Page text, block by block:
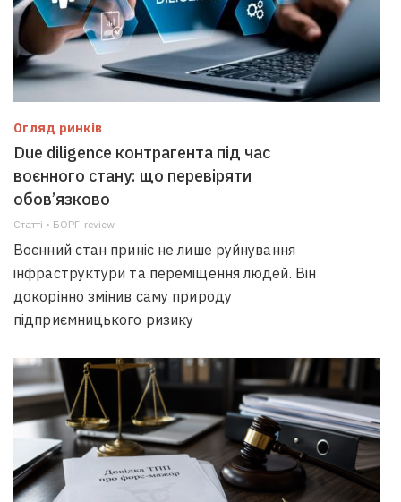
Огляд ринків
Due diligence контрагента під час
воєнного стану: що перевіряти
обов’язково
Статті • БОРГ-review
Воєнний стан приніс не лише руйнування
інфраструктури та переміщення людей. Він
докорінно змінив саму природу
підприємницького ризику